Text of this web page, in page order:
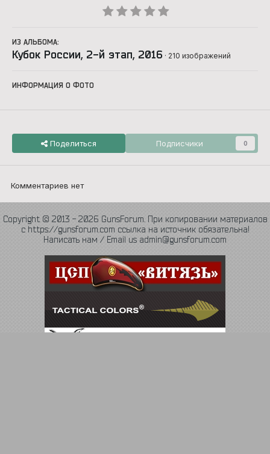
ИЗ АЛЬБОМА:
Кубок России, 2-й этап, 2016 · 210 изображений
ИНФОРМАЦИЯ О ФОТО
Поделиться Подписчики 0
Комментариев нет
Copyright © 2013 - 2026 GunsForum. При копировании материалов
с https://gunsforum.com ссылка на источник обязательна!
Написать нам / Email us admin@gunsforum.com